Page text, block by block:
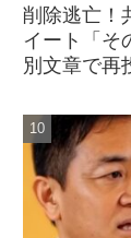
削除逃亡！
イート「そ
別文章で再